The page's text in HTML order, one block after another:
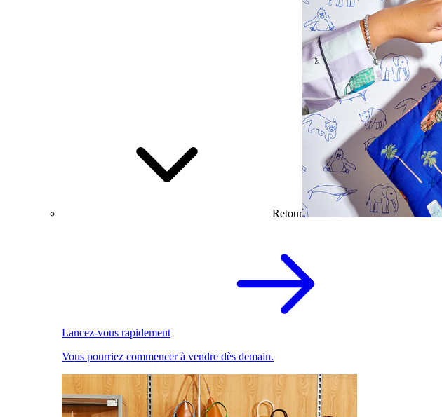
Retour
Lancez-vous rapidement
Vous pourriez commencer à vendre dès demain.